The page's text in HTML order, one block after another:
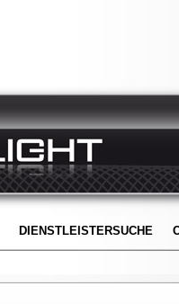
DIENSTLEISTERSUCHE